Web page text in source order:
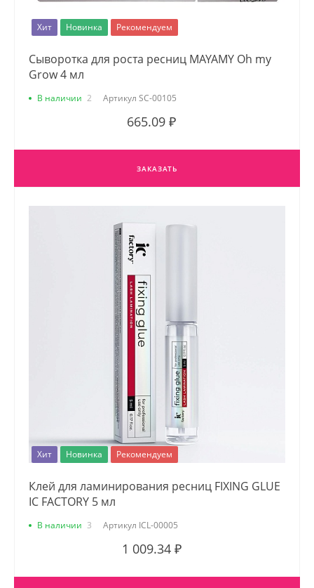
Хит Новинка Рекомендуем
Сыворотка для роста ресниц MAYAMY Oh my
Grow 4 мл
В наличии 2 Артикул SC-00105
665.09 ₽
ЗАКАЗАТЬ
Хит Новинка Рекомендуем
Клей для ламинирования ресниц FIXING GLUE
IC FACTORY 5 мл
В наличии 3 Артикул ICL-00005
1 009.34 ₽